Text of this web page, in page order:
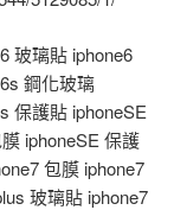
玻璃貼 iphone6
鋼化玻璃
保護貼 iphoneSE
iphoneSE 保護
包膜 iphone7
玻璃貼 iphone7